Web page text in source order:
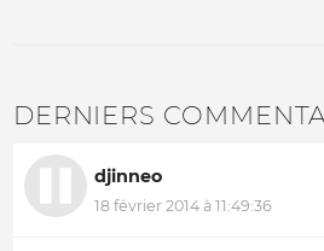
DERNIERS
djinneo
18 février 2014 à 11:49:36